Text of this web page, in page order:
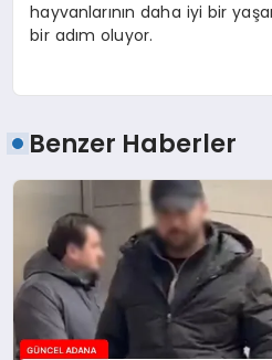
hayvanlarının daha iyi bir
bir adım oluyor.
Benzer Haberler